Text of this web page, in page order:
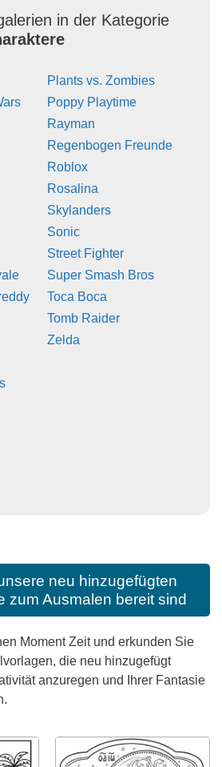
in der Kategorie
Plants vs. Zombies
Poppy Playtime
Rayman
Regenbogen Freunde
Roblox
Rosalina
Skylanders
Sonic
Street Fighter
Super Smash Bros
Toca Boca
Tomb Raider
Zelda
neu hinzugefügten
zum Ausmalen bereit sind
Moment Zeit und erkunden Sie
die neu hinzugefügt
anzuregen und Ihrer Fantasie